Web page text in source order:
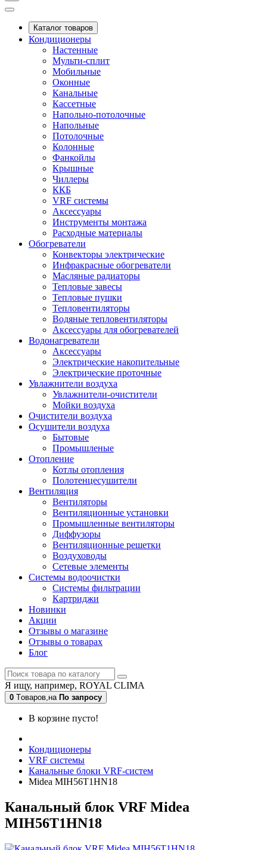
Каталог товаров
Кондиционеры
Настенные
Мульти-сплит
Мобильные
Оконные
Канальные
Кассетные
Напольно-потолочные
Напольные
Потолочные
Колонные
Фанкойлы
Крышные
Чиллеры
ККБ
VRF системы
Аксессуары
Инструменты монтажа
Расходные материалы
Обогреватели
Конвекторы электрические
Инфракрасные обогреватели
Масляные радиаторы
Тепловые завесы
Тепловые пушки
Тепловентиляторы
Водяные тепловентиляторы
Аксессуары для обогревателей
Водонагреватели
Аксессуары
Электрические накопительные
Электрические проточные
Увлажнители воздуха
Увлажнители-очистители
Мойки воздуха
Очистители воздуха
Осушители воздуха
Бытовые
Промышленые
Отопление
Котлы отопления
Полотенцесушители
Вентиляция
Вентиляторы
Вентиляционные установки
Промышленные вентиляторы
Диффузоры
Вентиляционные решетки
Воздуховоды
Сетевые элементы
Системы водоочистки
Системы фильтрации
Картриджи
Новинки
Акции
Отзывы о магазине
Отзывы о товарах
Блог
Я ищу, например, ROYAL CLIMA
0 Tоваров,на По запросу
В корзине пусто!
Кондиционеры
VRF системы
Канальные блоки VRF-систем
Midea MIH56T1HN18
Канальный блок VRF Midea
MIH56T1HN18